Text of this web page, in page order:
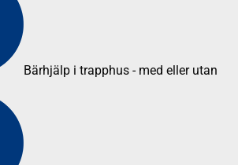
Bärhjälp i trapphus - med eller utan